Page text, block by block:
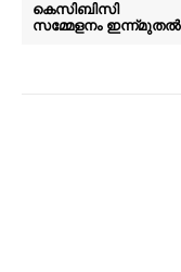
കെസിബിസി
സമ്മേളനം ഇന്ന്മുതൽ